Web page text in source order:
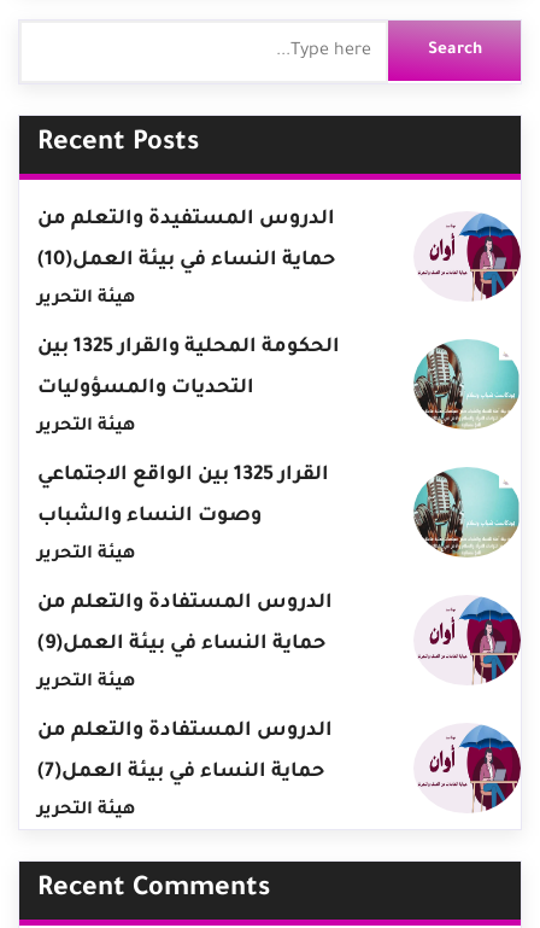
Recent Posts
الدروس المستفيدة والتعلم من
حماية النساء في بيئة العمل(10)
هيئة التحرير
الحكومة المحلية والقرار 1325 بين
التحديات والمسؤوليات
هيئة التحرير
القرار 1325 بين الواقع الاجتماعي
وصوت النساء والشباب
هيئة التحرير
الدروس المستفادة والتعلم من
حماية النساء في بيئة العمل(9)
هيئة التحرير
الدروس المستفادة والتعلم من
حماية النساء في بيئة العمل(7)
هيئة التحرير
Recent Comments